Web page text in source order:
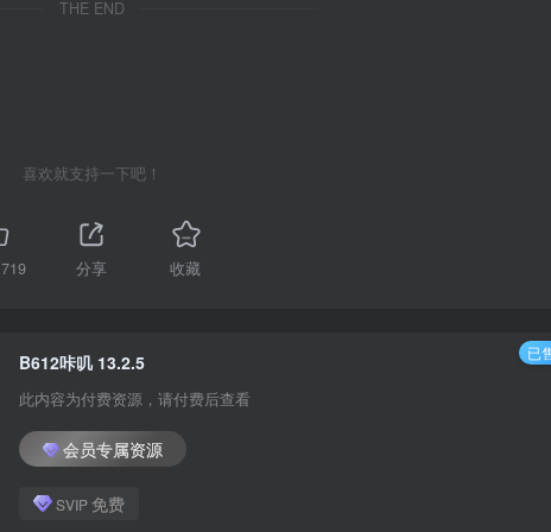
THE END
喜欢就支持一下吧！
719 分享 收藏
B612咔叽 13.2.5
此内容为付费资源，请付费后查看
会员专属资源
SVIP 免费
已